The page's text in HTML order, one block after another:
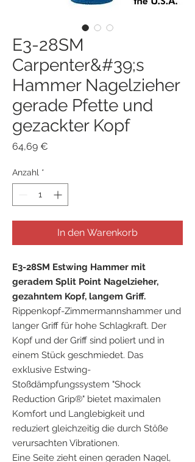
E3-28SM
Carpenter&#39;s
Hammer Nagelzieher
gerade Pfette und
gezackter Kopf
64,69 €
Anzahl *
In den Warenkorb
E3-28SM Estwing Hammer mit
geradem Split Point Nagelzieher,
gezahntem Kopf, langem Griff.
Rippenkopf-Zimmermannshammer und
langer Griff für hohe Schlagkraft. Der
Kopf und der Griff sind poliert und in
einem Stück geschmiedet. Das
exklusive Estwing-
Stoßdämpfungssystem "Shock
Reduction Grip®" bietet maximalen
Komfort und Langlebigkeit und
reduziert gleichzeitig die durch Stöße
verursachten Vibrationen.
Eine Seite zieht einen geraden Nagel,